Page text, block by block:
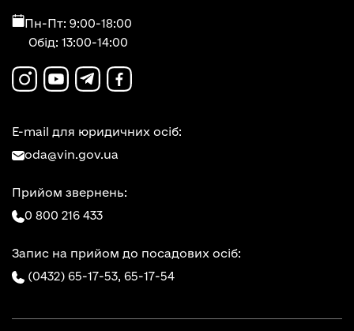
Пн-Пт: 9:00-18:00
Обід: 13:00-14:00
E-mail для юридичних осіб:
oda@vin.gov.ua
Прийом звернень:
0 800 216 433
Запис на прийом до посадових осіб:
(0432) 65-17-53, 65-17-54